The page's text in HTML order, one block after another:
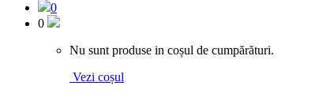
0
0
Nu sunt produse in coșul de cumpărături.
Vezi coșul